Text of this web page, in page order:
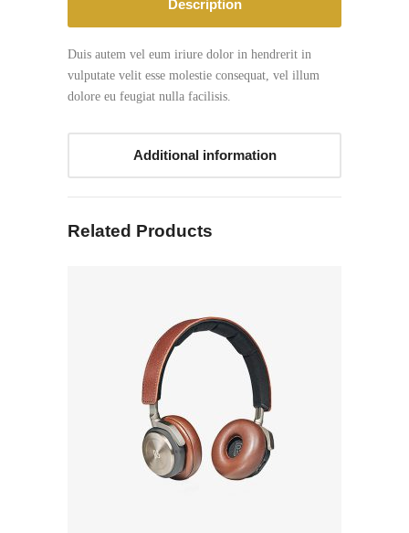
Description
Duis autem vel eum iriure dolor in hendrerit in
vulputate velit esse molestie consequat, vel illum
dolore eu feugiat nulla facilisis.
Additional information
Related Products